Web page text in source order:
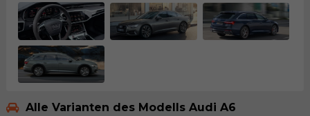
Alle Varianten des Modells Audi A6